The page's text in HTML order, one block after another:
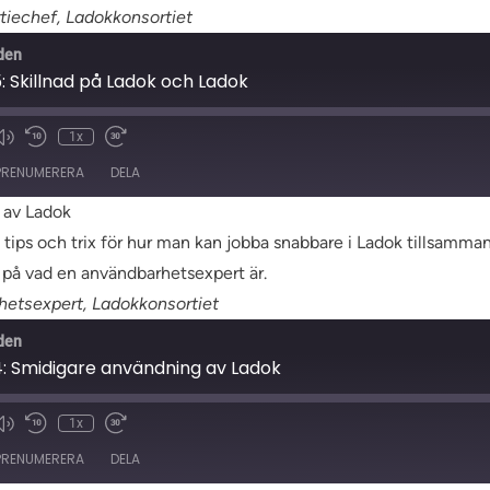
Ladokkonsortiet
Skillnad på Ladok och Ladok
1x
DELA
Ladok
och trix för hur man kan jobba snabbare i Ladok
vad en användbarhetsexpert är.
Ladokkonsortiet
Smidigare användning av Ladok
1x
DELA